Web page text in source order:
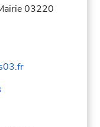
03220